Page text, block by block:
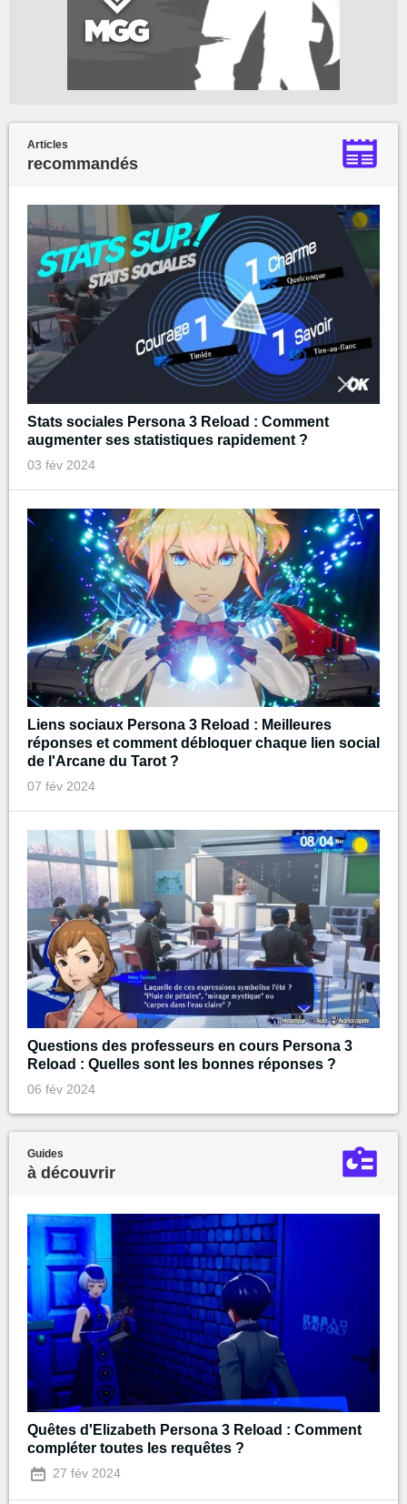
Articles
recommandés
Stats sociales Persona 3 Reload : Comment
augmenter ses statistiques rapidement ?
03 fév 2024
Liens sociaux Persona 3 Reload : Meilleures
réponses et comment débloquer chaque lien social
de l'Arcane du Tarot ?
07 fév 2024
Questions des professeurs en cours Persona 3
Reload : Quelles sont les bonnes réponses ?
06 fév 2024
Guides
à découvrir
Quêtes d'Elizabeth Persona 3 Reload : Comment
compléter toutes les requêtes ?
27 fév 2024